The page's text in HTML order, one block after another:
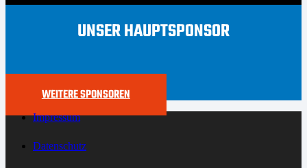
UNSER HAUPTSPONSOR
WEITERE SPONSOREN
Impressum
Datenschutz